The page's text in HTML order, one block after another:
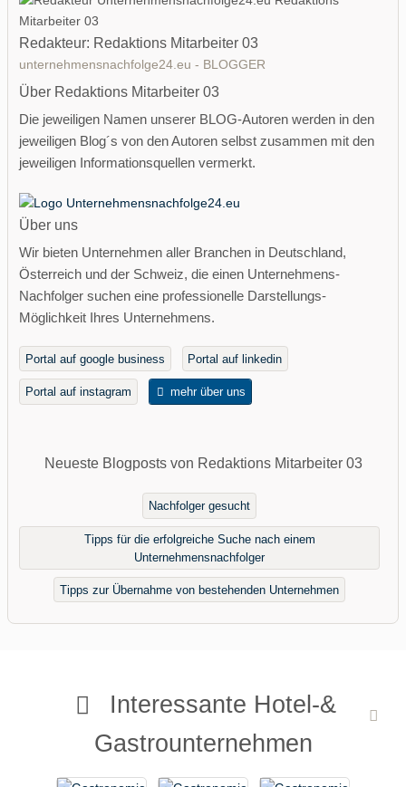
Interessante Hotel-&
Gastrounternehmen
Redakteur: Redaktions Mitarbeiter 03
unternehmensnachfolge24.eu - BLOGGER
Über Redaktions Mitarbeiter 03
Die jeweiligen Namen unserer BLOG-Autoren werden in den
jeweiligen Blog´s von den Autoren selbst zusammen mit den
jeweiligen Informationsquellen vermerkt.
Über uns
Wir bieten Unternehmen aller Branchen in Deutschland,
Österreich und der Schweiz, die einen Unternehmens-
Nachfolger suchen eine professionelle Darstellungs-
Möglichkeit Ihres Unternehmens.
Portal auf google business Portal auf linkedin
Portal auf instagram mehr über uns
Neueste Blogposts von Redaktions Mitarbeiter 03
Nachfolger gesucht
Tipps für die erfolgreiche Suche nach einem
Unternehmensnachfolger
Tipps zur Übernahme von bestehenden Unternehmen